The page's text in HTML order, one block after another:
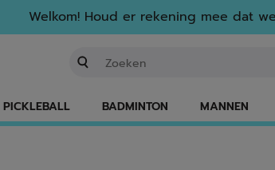
Welkom! Houd er rekening mee dat
PICKLEBALL BADMINTON MANNEN